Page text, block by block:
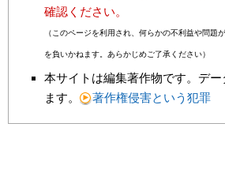
確認ください。
（このページを利用され、何らかの不利益や問題
を負いかねます。あらかじめご了承ください）
本サイトは編集著作物です。デ
ます。
著作権侵害という犯罪